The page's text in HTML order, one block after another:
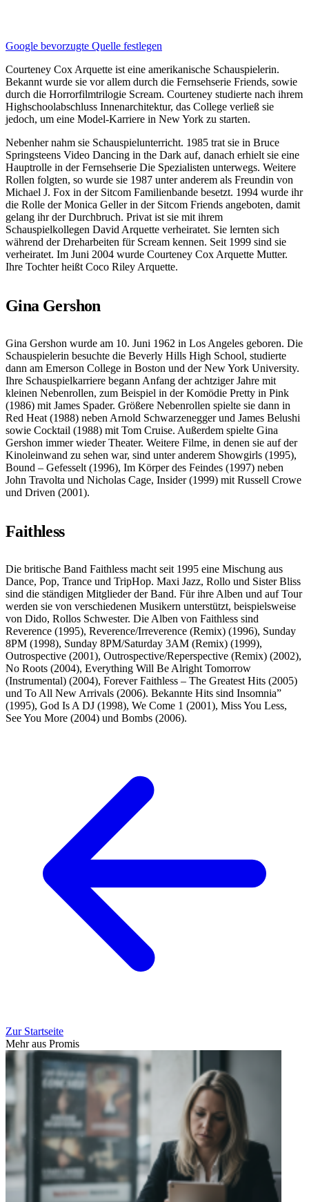
Google bevorzugte Quelle festlegen
Courteney Cox Arquette ist eine amerikanische Schauspielerin.
Bekannt wurde sie vor allem durch die Fernsehserie Friends, sowie
durch die Horrorfilmtrilogie Scream. Courteney studierte nach ihrem
Highschoolabschluss Innenarchitektur, das College verließ sie
jedoch, um eine Model-Karriere in New York zu starten.
Nebenher nahm sie Schauspielunterricht. 1985 trat sie in Bruce
Springsteens Video Dancing in the Dark auf, danach erhielt sie eine
Hauptrolle in der Fernsehserie Die Spezialisten unterwegs. Weitere
Rollen folgten, so wurde sie 1987 unter anderem als Freundin von
Michael J. Fox in der Sitcom Familienbande besetzt. 1994 wurde ihr
die Rolle der Monica Geller in der Sitcom Friends angeboten, damit
gelang ihr der Durchbruch. Privat ist sie mit ihrem
Schauspielkollegen David Arquette verheiratet. Sie lernten sich
während der Dreharbeiten für Scream kennen. Seit 1999 sind sie
verheiratet. Im Juni 2004 wurde Courteney Cox Arquette Mutter.
Ihre Tochter heißt Coco Riley Arquette.
Gina Gershon
Gina Gershon wurde am 10. Juni 1962 in Los Angeles geboren. Die
Schauspielerin besuchte die Beverly Hills High School, studierte
dann am Emerson College in Boston und der New York University.
Ihre Schauspielkarriere begann Anfang der achtziger Jahre mit
kleinen Nebenrollen, zum Beispiel in der Komödie Pretty in Pink
(1986) mit James Spader. Größere Nebenrollen spielte sie dann in
Red Heat (1988) neben Arnold Schwarzenegger und James Belushi
sowie Cocktail (1988) mit Tom Cruise. Außerdem spielte Gina
Gershon immer wieder Theater. Weitere Filme, in denen sie auf der
Kinoleinwand zu sehen war, sind unter anderem Showgirls (1995),
Bound – Gefesselt (1996), Im Körper des Feindes (1997) neben
John Travolta und Nicholas Cage, Insider (1999) mit Russell Crowe
und Driven (2001).
Faithless
Die britische Band Faithless macht seit 1995 eine Mischung aus
Dance, Pop, Trance und TripHop. Maxi Jazz, Rollo und Sister Bliss
sind die ständigen Mitglieder der Band. Für ihre Alben und auf Tour
werden sie von verschiedenen Musikern unterstützt, beispielsweise
von Dido, Rollos Schwester. Die Alben von Faithless sind
Reverence (1995), Reverence/Irreverence (Remix) (1996), Sunday
8PM (1998), Sunday 8PM/Saturday 3AM (Remix) (1999),
Outrospective (2001), Outrospective/Reperspective (Remix) (2002),
No Roots (2004), Everything Will Be Alright Tomorrow
(Instrumental) (2004), Forever Faithless – The Greatest Hits (2005)
und To All New Arrivals (2006). Bekannte Hits sind Insomnia”
(1995), God Is A DJ (1998), We Come 1 (2001), Miss You Less,
See You More (2004) und Bombs (2006).
Zur Startseite
Mehr aus Promis